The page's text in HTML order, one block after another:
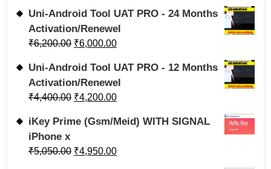
Uni-Android Tool UAT PRO - 24 Months
Activation/Renewel
₹6,200.00 ₹6,000.00
Uni-Android Tool UAT PRO - 12 Months
Activation/Renewel
₹4,400.00 ₹4,200.00
iKey Prime (Gsm/Meid) WITH SIGNAL
iPhone x
₹5,050.00 ₹4,950.00